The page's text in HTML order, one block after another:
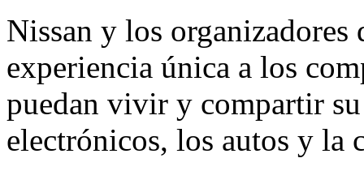
Nissan y los organizadores
experiencia única a los
puedan vivir y compartir
electrónicos, los autos y la